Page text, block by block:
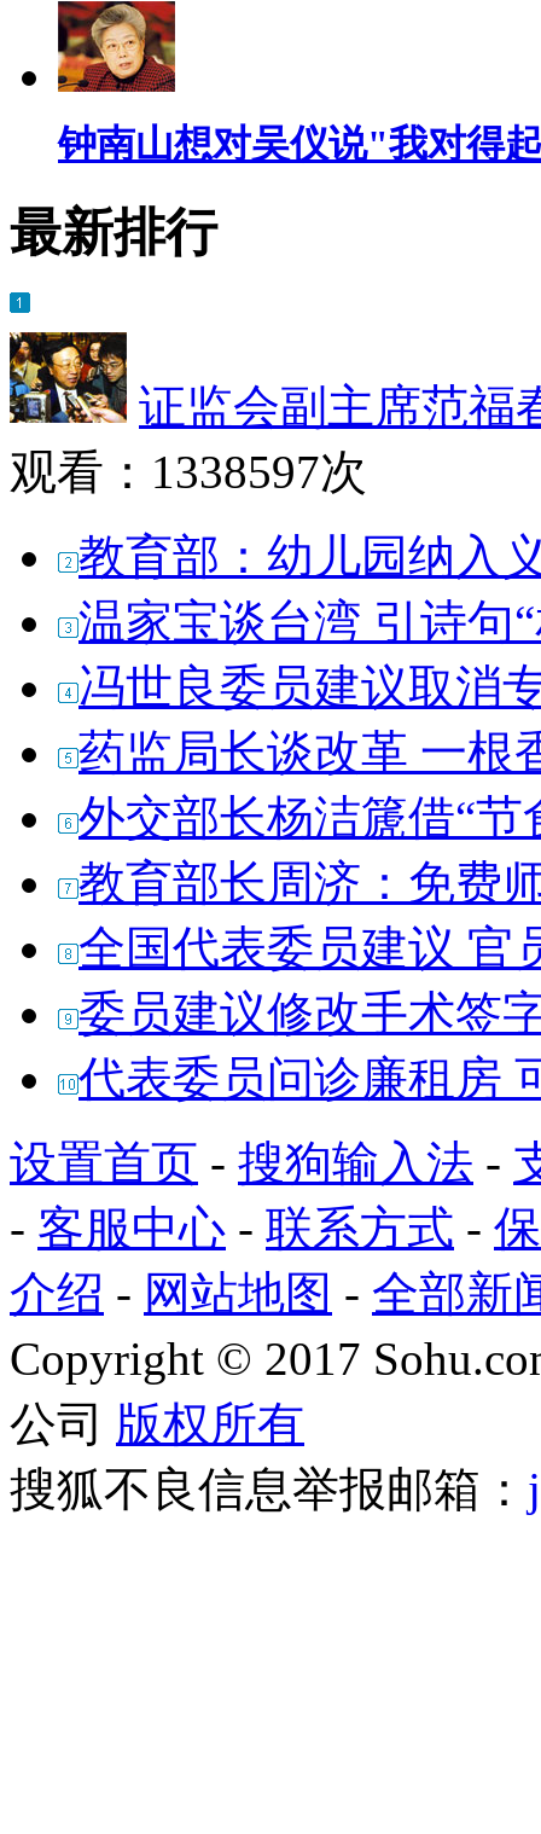
钟南山想对吴仪说"我对得
最新排行
证监会副主席范福
观看： 1338597次
教育部：幼儿园纳入
温家宝谈台湾 引诗句
冯世良委员建议取消
药监局长谈改革 一根
外交部长杨洁篪借“节
教育部长周济：免费
全国代表委员建议 官
委员建议修改手术签
代表委员问诊廉租房
设置首页 - 搜狗输入法 -
- 客服中心 - 联系方式 -
介绍 - 网站地图 - 全部新
Copyright © 2017
公司 版权所有
搜狐不良信息举报邮箱：